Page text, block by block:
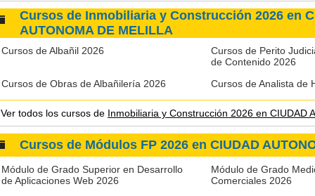
Cursos de Inmobiliaria y Construcción 2026 en
AUTONOMA DE MELILLA
Cursos de Albañil 2026
Cursos de Perito
de Contenido 2026
Cursos de Obras de Albañilería 2026
Cursos de Analista de
Ver todos los cursos de Inmobiliaria y Construcción 2026 en CIUDAD
Cursos de Módulos FP 2026 en CIUDAD
Módulo de Grado Superior en Desarrollo
de Aplicaciones Web 2026
Módulo de Grado
Comerciales 2026